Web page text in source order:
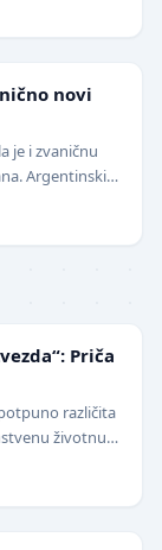
novi
je i zvaničnu
Argentinski
Priča
različita
životnu